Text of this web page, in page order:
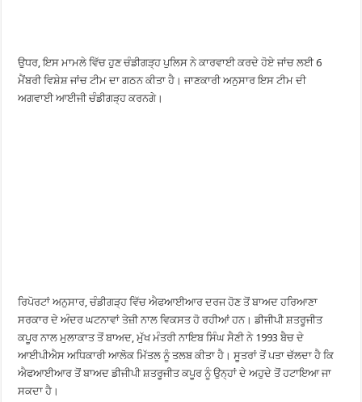
ਉਧਰ, ਇਸ ਮਾਮਲੇ ਵਿੱਚ ਹੁਣ ਚੰਡੀਗੜ੍ਹ ਪੁਲਿਸ ਨੇ ਕਾਰਵਾਈ ਕਰਦੇ ਹੋਏ ਜਾਂਚ ਲਈ 6
ਮੈਂਬਰੀ ਵਿਸ਼ੇਸ਼ ਜਾਂਚ ਟੀਮ ਦਾ ਗਠਨ ਕੀਤਾ ਹੈ। ਜਾਣਕਾਰੀ ਅਨੁਸਾਰ ਇਸ ਟੀਮ ਦੀ
ਅਗਵਾਈ ਆਈਜੀ ਚੰਡੀਗੜ੍ਹ ਕਰਨਗੇ।
ਰਿਪੋਰਟਾਂ ਅਨੁਸਾਰ, ਚੰਡੀਗੜ੍ਹ ਵਿੱਚ ਐਫਆਈਆਰ ਦਰਜ ਹੋਣ ਤੋਂ ਬਾਅਦ ਹਰਿਆਣਾ
ਸਰਕਾਰ ਦੇ ਅੰਦਰ ਘਟਨਾਵਾਂ ਤੇਜ਼ੀ ਨਾਲ ਵਿਕਸਤ ਹੋ ਰਹੀਆਂ ਹਨ। ਡੀਜੀਪੀ ਸ਼ਤਰੂਜੀਤ
ਕਪੂਰ ਨਾਲ ਮੁਲਾਕਾਤ ਤੋਂ ਬਾਅਦ, ਮੁੱਖ ਮੰਤਰੀ ਨਾਇਬ ਸਿੰਘ ਸੈਣੀ ਨੇ 1993 ਬੈਚ ਦੇ
ਆਈਪੀਐਸ ਅਧਿਕਾਰੀ ਆਲੋਕ ਮਿੱਤਲ ਨੂੰ ਤਲਬ ਕੀਤਾ ਹੈ। ਸੂਤਰਾਂ ਤੋਂ ਪਤਾ ਚੱਲਦਾ ਹੈ ਕਿ
ਐਫਆਈਆਰ ਤੋਂ ਬਾਅਦ ਡੀਜੀਪੀ ਸ਼ਤਰੂਜੀਤ ਕਪੂਰ ਨੂੰ ਉਨ੍ਹਾਂ ਦੇ ਅਹੁਦੇ ਤੋਂ ਹਟਾਇਆ ਜਾ
ਸਕਦਾ ਹੈ।